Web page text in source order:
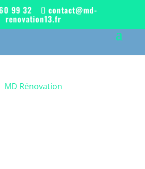
99 32 contact@md-
renovation13.fr
MD Rénovation